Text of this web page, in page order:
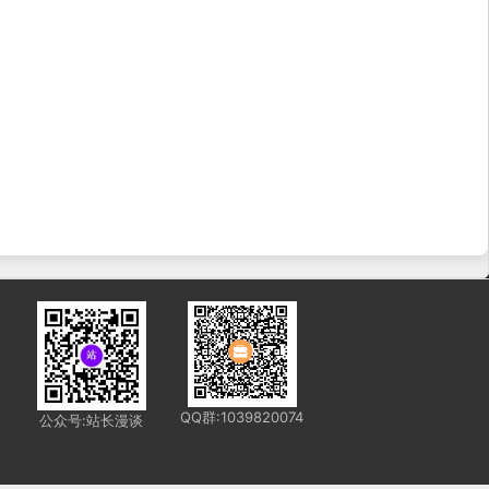
公众号:站长漫谈 QQ群:1039820074